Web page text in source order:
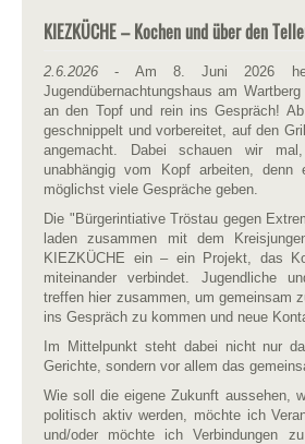
KIEZKÜCHE – Kochen und über den
2.6.2026 - Am 8. Juni 2026
Jugendübernachtungshaus am
an den Topf und rein ins Gespräch!
geschnippelt und vorbereitet, auf den
angemacht. Dabei schauen wir
unabhängig vom Kopf arbeiten,
möglichst viele Gespräche geben.
Die "Bürgerintiative Tröstau gegen
laden zusammen mit dem
KIEZKÜCHE ein – ein Projekt, das
miteinander verbindet. Jugendliche
treffen hier zusammen, um gemeinsam
ins Gespräch zu kommen und neue
Im Mittelpunkt steht dabei nicht nur
Gerichte, sondern vor allem das
Wie soll die eigene Zukunft aussehen,
politisch aktiv werden, möchte ich
und/oder möchte ich Verbindungen